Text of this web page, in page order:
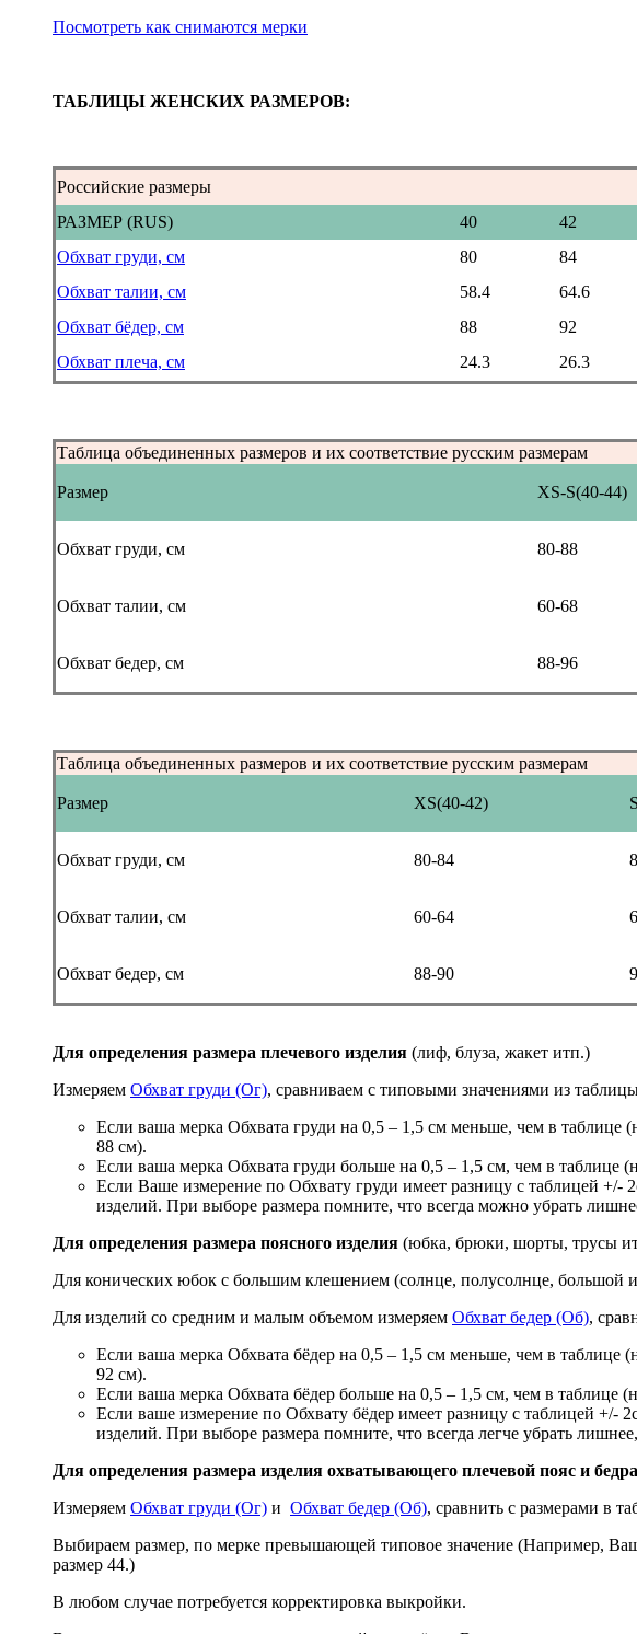
Посмотреть как снимаются мерки
ТАБЛИЦЫ ЖЕНСКИХ РАЗМЕРОВ:
Российские размеры
РАЗМЕР (RUS)
40 42
Обхват груди, см
80 84
Обхват талии, см
58.4 64.6
Обхват бёдер, см
88 92
Обхват плеча, см
24.3 26.3
Таблица объединенных размеров и их соответствие русским размерам
Размер XS-S(40-44)
Обхват груди, см 80-88
Обхват талии, см 60-68
Обхват бедер, см 88-96
Таблица объединенных размеров и их соответствие русским размерам
Размер XS(40-42)
Обхват груди, см 80-84
Обхват талии, см 60-64
Обхват бедер, см 88-90
Для определения размера плечевого изделия (лиф, блуза, жакет итп.)
Измеряем Обхват груди (Ог), сравниваем с типовыми значениями из
Если ваша мерка Обхвата груди на 0,5 – 1,5 см меньше, чем в
88 см).
Если ваша мерка Обхвата груди больше на 0,5 – 1,5 см, чем в таблице
Если Ваше измерение по Обхвату груди имеет разницу с таблицей
изделий. При выборе размера помните, что всегда можно убрать
Для определения размера поясного изделия (юбка, брюки, шорты, трусы
Для конических юбок с большим клешением (солнце, полусолнце, большой
Для изделий со средним и малым объемом измеряем Обхват бедер (Об),
Если ваша мерка Обхвата бёдер на 0,5 – 1,5 см меньше, чем в
92 см).
Если ваша мерка Обхвата бёдер больше на 0,5 – 1,5 см, чем в
Если ваше измерение по Обхвату бёдер имеет разницу с таблицей
изделий. При выборе размера помните, что всегда легче убрать
Для определения размера изделия охватывающего плечевой пояс и бедра
Измеряем Обхват груди (Ог) и Обхват бедер (Об), сравнить с размерами в
Выбираем размер, по мерке превышающей типовое значение (Например,
размер 44.)
В любом случае потребуется корректировка выкройки.